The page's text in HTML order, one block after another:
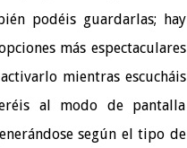
podéis guardarlas; hay
más espectaculares
mientras escucháis
al modo de pantalla
según el tipo de